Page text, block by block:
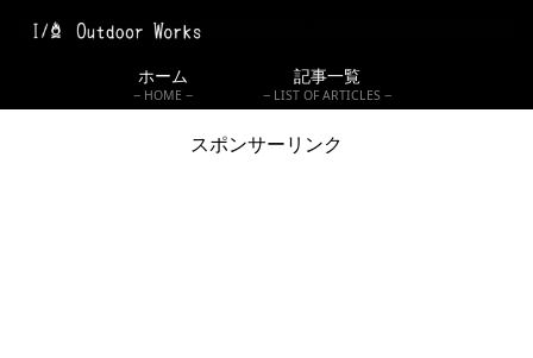
ホーム
HOME
記事一覧
LIST OF ARTICLES
スポンサーリンク